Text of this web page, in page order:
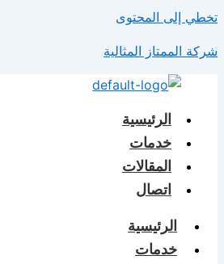
تخطي إلى المحتوى
شركة الممتاز المثالية
الرئيسية
خدمات
المقالات
اتصال
الرئيسية
خدمات